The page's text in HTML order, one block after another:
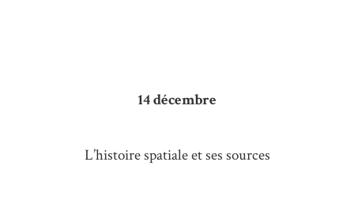
14 décembre
L’histoire spatiale et ses sources